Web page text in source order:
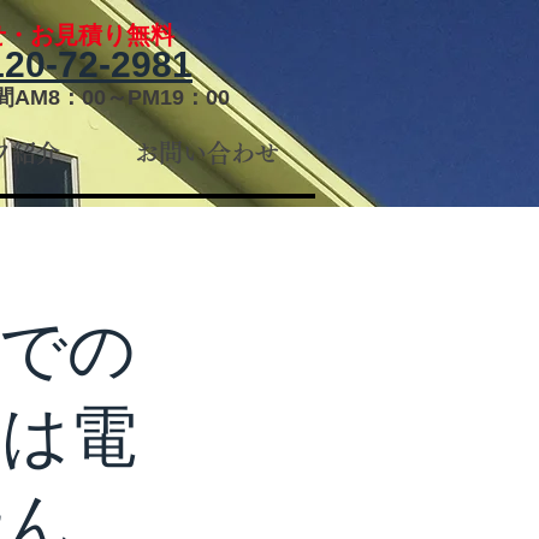
お見積り無料
72-2981
AM8：00～PM19：00
紹介 お問い合わせ
の
電